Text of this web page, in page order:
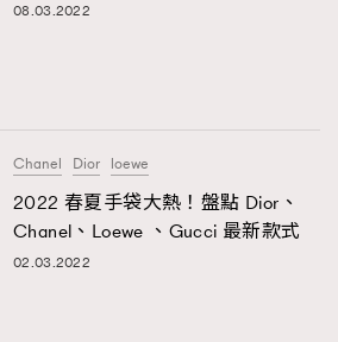
08.03.2022
Chanel Dior loewe
2022 春夏手袋大熱！盤點 Dior、
Chanel、Loewe 、Gucci 最新款式
02.03.2022